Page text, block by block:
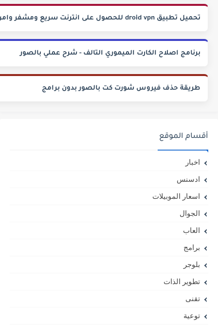
تحميل تطبيق droid vpn للحصول على انترنت سريع ومشفر وامن
برنامج اصلاح الكارت الميموري التالف - شرح عملي بالصور
طريقة حذف فيروس شورت كت بالصور بدون برامج
أقسام الموقع
اخبار
ادسنس
اسعار الموبيلات
الجوال
العاب
برامج
بلوجر
تطوير الذات
تقنى
توعية